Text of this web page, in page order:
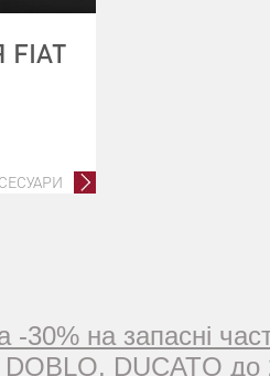
-30% на запасні
DOBLO, DUCATO до